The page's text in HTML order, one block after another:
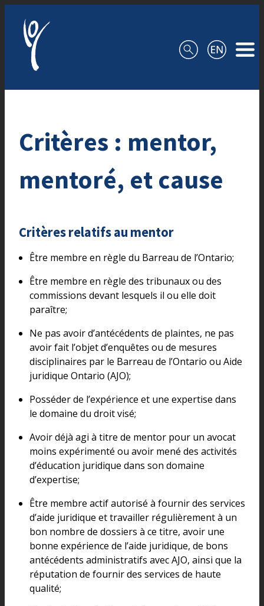
Critères : mentor,
mentoré, et cause
Critères relatifs au mentor
Être membre en règle du Barreau de l’Ontario;
Être membre en règle des tribunaux ou des
commissions devant lesquels il ou elle doit
paraître;
Ne pas avoir d’antécédents de plaintes, ne pas
avoir fait l’objet d’enquêtes ou de mesures
disciplinaires par le Barreau de l’Ontario ou Aide
juridique Ontario (AJO);
Posséder de l’expérience et une expertise dans
le domaine du droit visé;
Avoir déjà agi à titre de mentor pour un avocat
moins expérimenté ou avoir mené des activités
d’éducation juridique dans son domaine
d’expertise;
Être membre actif autorisé à fournir des services
d’aide juridique et travailler régulièrement à un
bon nombre de dossiers à ce titre, avoir une
bonne expérience de l’aide juridique, de bons
antécédents administratifs avec AJO, ainsi que la
réputation de fournir des services de haute
qualité;